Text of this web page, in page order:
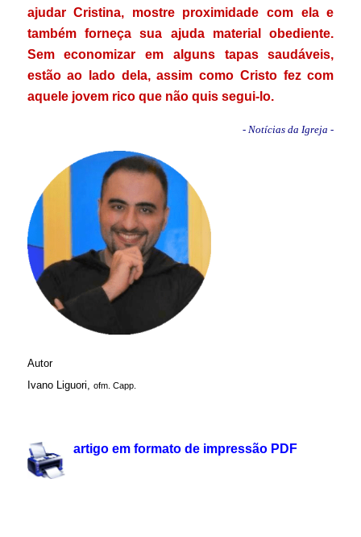
ajudar Cristina, mostre proximidade com ela e
também forneça sua ajuda material obediente.
Sem economizar em alguns tapas saudáveis,
estão ao lado dela, assim como Cristo fez com
aquele jovem rico que não quis segui-lo.
- Notícias da Igreja -
Autor
Ivano Liguori,
ofm. Capp.
artigo em formato de impressão PDF